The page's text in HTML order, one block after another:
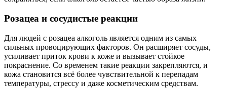
Розацеа и сосудистые реакции
Для людей с розацеа алкоголь является одним из самых
сильных провоцирующих факторов. Он расширяет сосуды,
усиливает приток крови к коже и вызывает стойкое
покраснение. Со временем такие реакции закрепляются, и
кожа становится всё более чувствительной к перепадам
температуры, стрессу и даже косметическим средствам.